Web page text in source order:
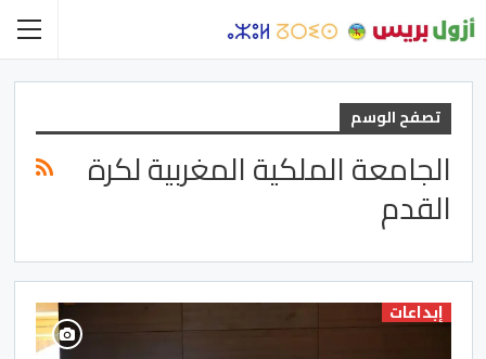
تصفح الوسم
الجامعة الملكية المغربية لكرة
القدم
إبداعات